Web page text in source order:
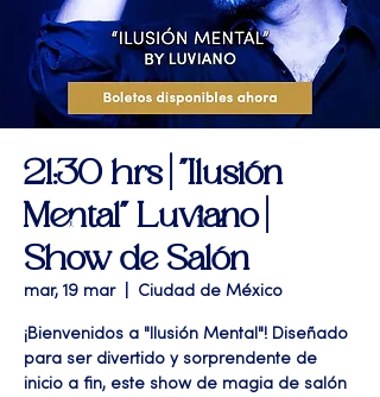
21:30 hrs | "Ilusión
Mental" Luviano |
Show de Salón
mar, 19 mar
  |
Ciudad de México
¡Bienvenidos a "Ilusión Mental"! Diseñado
para ser divertido y sorprendente de
inicio a fin, este show de magia de salón